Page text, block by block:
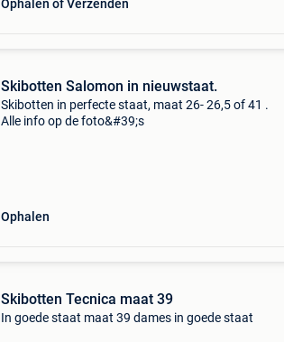
Ophalen of Verzenden
Skibotten Salomon in nieuwstaat.
Skibotten in perfecte staat, maat 26- 26,5 of 41 .
Alle info op de foto&#39;s
Ophalen
Skibotten Tecnica maat 39
In goede staat maat 39 dames in goede staat